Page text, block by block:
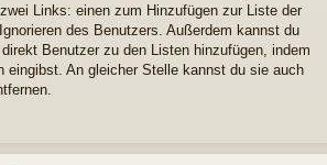
Links: einen zum Hinzufügen zur Liste der
des Benutzers. Außerdem kannst du
Benutzer zu den Listen hinzufügen, indem
eingibst. An gleicher Stelle kannst du sie auch